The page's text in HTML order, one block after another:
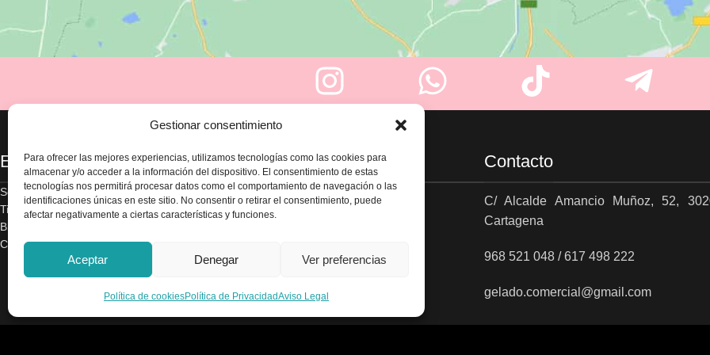
Gestionar consentimiento
Para ofrecer las mejores experiencias, utilizamos tecnologías como las cookies para
almacenar y/o acceder a la información del dispositivo. El consentimiento de estas
tecnologías nos permitirá procesar datos como el comportamiento de navegación o las
identificaciones únicas en este sitio. No consentir o retirar el consentimiento, puede
afectar negativamente a ciertas características y funciones.
Aceptar Denegar Ver preferencias
Política de cookiesPolítica de PrivacidadAviso Legal
Enlaces
Sobre nosotros
Tienda
Blog
Contacte con nosotros
Legal
Aviso legal
Política de privacidad
Accesibilidad
Contacto
C/ Alcalde Amancio Muñoz, 52,
Cartagena
968 521 048 / 617 498 222
gelado.comercial@gmail.com